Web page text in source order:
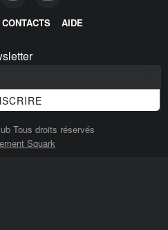
CONTACTS AIDE
Tous droits réservés
Squark